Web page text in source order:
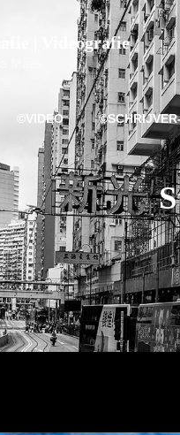
| Videografie
Maes
©VIDEO